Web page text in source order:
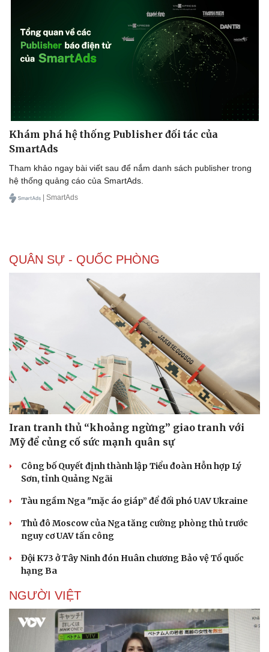
Khám phá hệ thống Publisher đối tác của
SmartAds
Tham khảo ngay bài viết sau để nắm danh sách publisher trong
hệ thống quảng cáo của SmartAds.
| SmartAds
QUÂN SỰ - QUỐC PHÒNG
Iran tranh thủ “khoảng ngừng” giao tranh với
Mỹ để củng cố sức mạnh quân sự
Công bố Quyết định thành lập Tiểu đoàn Hỗn hợp Lý
Sơn, tỉnh Quảng Ngãi
Tàu ngầm Nga "mặc áo giáp” để đối phó UAV Ukraine
Thủ đô Moscow của Nga tăng cường phòng thủ trước
nguy cơ UAV tấn công
Đội K73 ở Tây Ninh đón Huân chương Bảo vệ Tổ quốc
hạng Ba
NGƯỜI VIỆT